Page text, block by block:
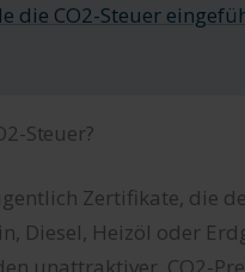
die CO2-Steuer
Steuer?
Zertifikate, die
Diesel, Heizöl oder